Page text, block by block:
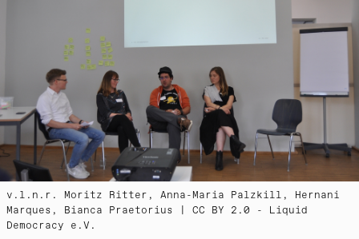
v.l.n.r. Moritz Ritter, Anna-Maria Palzkill, Hernani
Marques, Bianca Praetorius | CC BY 2.0 - Liquid
Democracy e.V.